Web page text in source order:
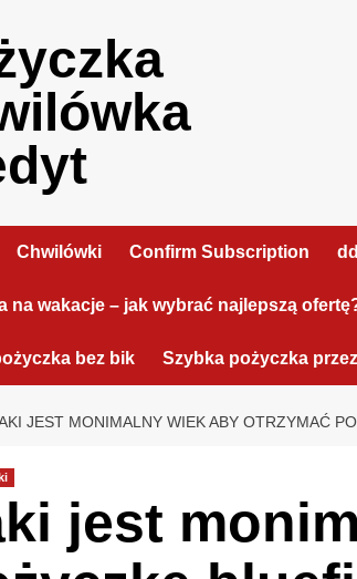
Chwilówki Confirm Subscription
na wakacje – jak wybrać najlepszą
bez bik Szybka pożyczka
JEST MONIMALNY WIEK ABY OTRZYMAĆ
jest